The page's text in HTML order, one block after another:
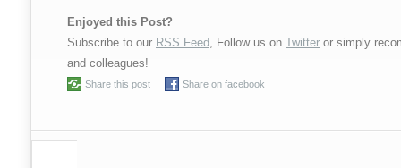
Enjoyed this Post?
Subscribe to our RSS Feed, Follow us on Twitter or simply
and colleagues!
Share this post Share on facebook